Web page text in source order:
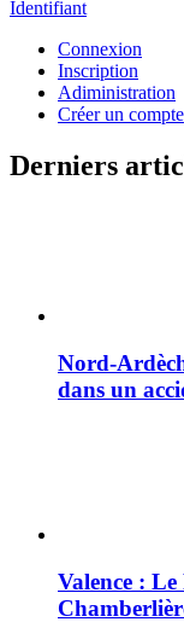
Identifiant
Connexion
Inscription
Adiministration
Créer un compte
Derniers
Nord-
dans un
Valence :